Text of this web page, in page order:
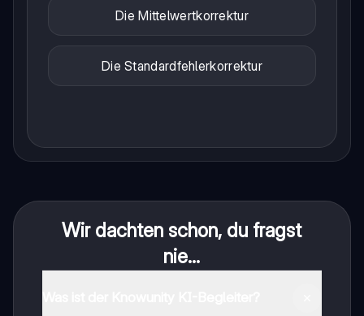
Die Mittelwertkorrektur
Die Standardfehlerkorrektur
Wir dachten schon, du fragst
nie...